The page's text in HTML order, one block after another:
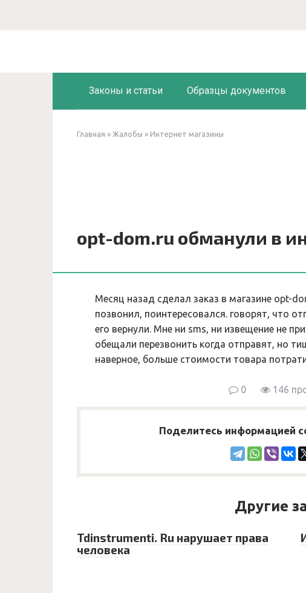
Законы и статьи Образцы документов
Главная » Жалобы » Интернет магазины
opt-dom.ru обманули в
Месяц назад сделал заказ в магазине opt-
позвонил, поинтересовался. говорят, что
его вернули. Мне ни sms, ни извещение не
обещали перезвонить когда отправят, но
наверное, больше стоимости товара
0 146
Поделитесь информацией
Другие
Tdinstrumenti. Ru нарушает права
человека